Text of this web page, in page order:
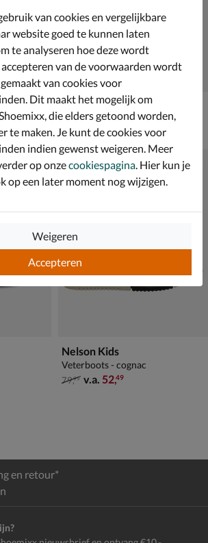
Nelson Kids
Veterboots - cognac
van € 74,99 vanaf € 48,99
74,99 v.a.48,99
Nelson Kids
Veterboots - cognac
van € 79,99 vanaf € 52,49
79,99 v.a. 52,49
en retour*
van cookies en vergelijkbare
website goed te kunnen laten
te analyseren hoe deze wordt
van de voorwaarden wordt
van cookies voor
Dit maakt het mogelijk om
die elders getoond worden,
te maken. Je kunt de cookies voor
indien gewenst weigeren. Meer
op onzecookiespagina . Hier kun je
op een later moment nog wijzigen.
Accepteren
Weigeren